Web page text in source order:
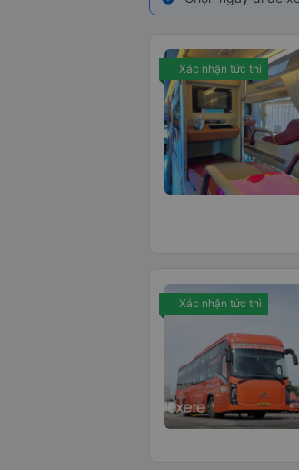
Xác nhận tức thì
Xác nhận tức thì